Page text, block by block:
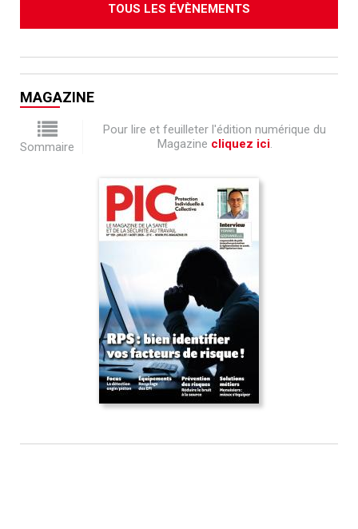
TOUS LES ÉVÈNEMENTS
MAGAZINE
Sommaire
Pour lire et feuilleter l'édition numérique du
Magazine cliquez ici.